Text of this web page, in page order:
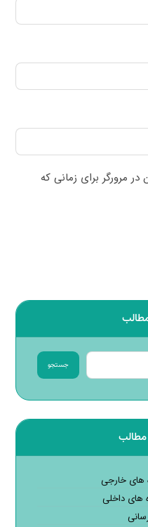
مرورگر برای زمانی که
جستجو
های خارجی
های داخلی